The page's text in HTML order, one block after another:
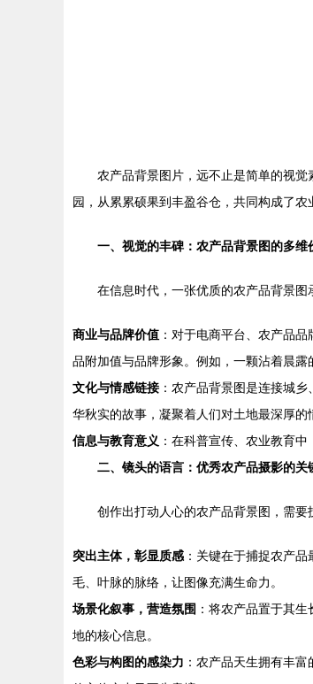
农产品背景图片，远不止是简单的视
园，从累累硕果到丰盈谷仓，共同构成了农
一、视觉的丰碑：农产品背景图的多维
在信息时代，一张优质的农产品背景图
商业与品牌价值 ：对于电商平台、农产品
品附加值与品牌形象。例如，一颗沾着晨露
文化与情感链接 ：农产品背景图是连接城
华秋实的故事，凝聚着人们对土地最深厚的
信息与教育意义 ：在科普宣传、农业教育
二、镜头的语言：优秀农产品摄影的关
创作出打动人心的农产品背景图，需要
突出主体，彰显质感 ：关键在于捕捉农产
毛、叶脉的脉络，让图像充满生命力。
场景化叙事，营造氛围 ：将农产品置于其
地的核心信息。
色彩与构图的感染力 ：农产品天生拥有丰